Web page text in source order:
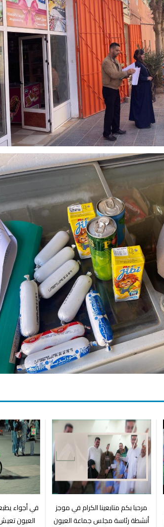
مرحبا بكم متابعينا الكرام في موجز
أنشطة رئاسة مجلس جماعة العيون
في أجواء
العيون